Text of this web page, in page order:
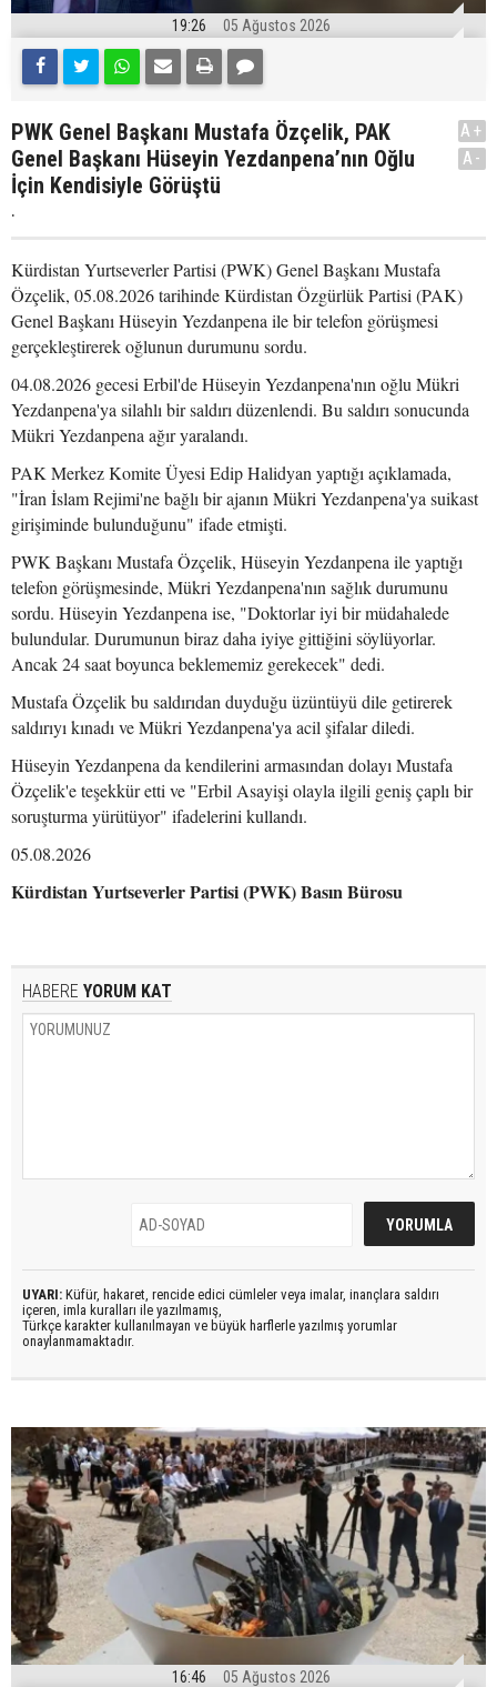
19:26 05 Ağustos 2026
PWK Genel Başkanı Mustafa Özçelik, PAK
Genel Başkanı Hüseyin Yezdanpena’nın Oğlu
İçin Kendisiyle Görüştü
.
A+
A-
Kürdistan Yurtseverler Partisi (PWK) Genel Başkanı Mustafa
Özçelik, 05.08.2026 tarihinde Kürdistan Özgürlük Partisi (PAK)
Genel Başkanı Hüseyin Yezdanpena ile bir telefon görüşmesi
gerçekleştirerek oğlunun durumunu sordu.
04.08.2026 gecesi Erbil'de Hüseyin Yezdanpena'nın oğlu Mükri
Yezdanpena'ya silahlı bir saldırı düzenlendi. Bu saldırı sonucunda
Mükri Yezdanpena ağır yaralandı.
PAK Merkez Komite Üyesi Edip Halidyan yaptığı açıklamada,
"İran İslam Rejimi'ne bağlı bir ajanın Mükri Yezdanpena'ya suikast
girişiminde bulunduğunu" ifade etmişti.
PWK Başkanı Mustafa Özçelik, Hüseyin Yezdanpena ile yaptığı
telefon görüşmesinde, Mükri Yezdanpena'nın sağlık durumunu
sordu. Hüseyin Yezdanpena ise, "Doktorlar iyi bir müdahalede
bulundular. Durumunun biraz daha iyiye gittiğini söylüyorlar.
Ancak 24 saat boyunca beklememiz gerekecek" dedi.
Mustafa Özçelik bu saldırıdan duyduğu üzüntüyü dile getirerek
saldırıyı kınadı ve Mükri Yezdanpena'ya acil şifalar diledi.
Hüseyin Yezdanpena da kendilerini armasından dolayı Mustafa
Özçelik'e teşekkür etti ve "Erbil Asayişi olayla ilgili geniş çaplı bir
soruşturma yürütüyor" ifadelerini kullandı.
05.08.2026
Kürdistan Yurtseverler Partisi (PWK) Basın Bürosu
HABERE YORUM KAT
UYARI: Küfür, hakaret, rencide edici cümleler veya imalar, inançlara saldırı
içeren, imla kuralları ile yazılmamış,
Türkçe karakter kullanılmayan ve büyük harflerle yazılmış yorumlar
onaylanmamaktadır.
16:46 05 Ağustos 2026